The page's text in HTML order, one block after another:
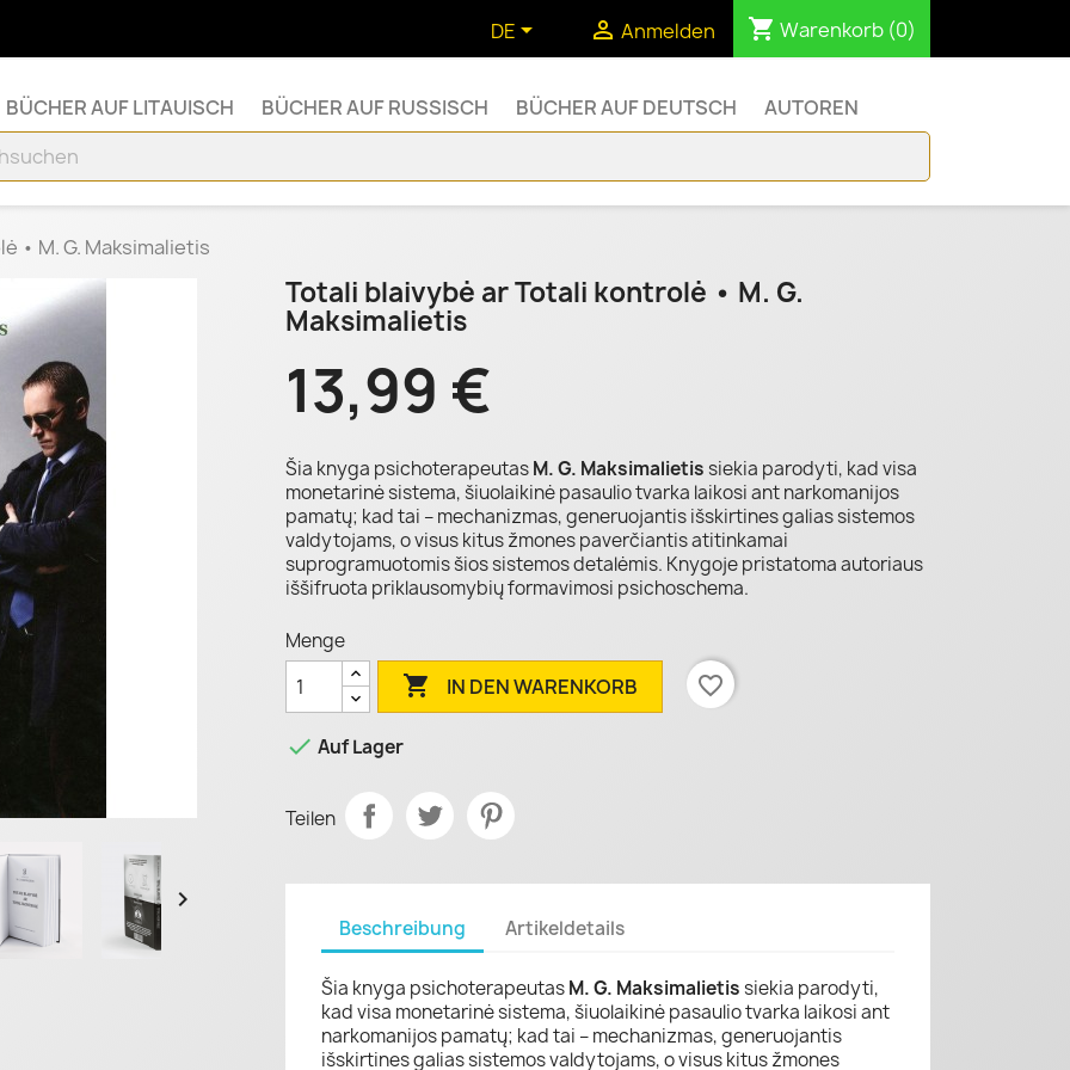
DE  Anmelden shopping_cart Warenkorb (0)
BÜCHER AUF LITAUISCH BÜCHER AUF RUSSISCH BÜCHER AUF DEUTSCH AUTOREN
• M. G. Maksimalietis

Totali blaivybė ar Totali kontrolė • M. G.
Maksimalietis
13,99 €
Šia knyga psichoterapeutasM. G. Maksimalietissiekia parodyti, kad visa
monetarinė sistema, šiuolaikinė pasaulio tvarka laikosi ant narkomanijos
pamatų; kad tai – mechanizmas, generuojantis išskirtines galias sistemos
valdytojams, o visus kitus žmones paverčiantis atitinkamai
suprogramuotomis šios sistemos detalėmis. Knygoje pristatoma autoriaus
iššifruota priklausomybių formavimosi psichoschema.
Menge
 IN DEN WARENKORB favorite_border
 Auf Lager
Teilen
Beschreibung Artikeldetails
Šia knyga psichoterapeutasM. G. Maksimalietissiekia parodyti,
kad visa monetarinė sistema, šiuolaikinė pasaulio tvarka laikosi ant
narkomanijos pamatų; kad tai – mechanizmas, generuojantis
išskirtines galias sistemos valdytojams, o visus kitus žmones